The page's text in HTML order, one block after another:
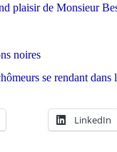
plaisir de Monsieur
noires
se rendant dans
LinkedIn